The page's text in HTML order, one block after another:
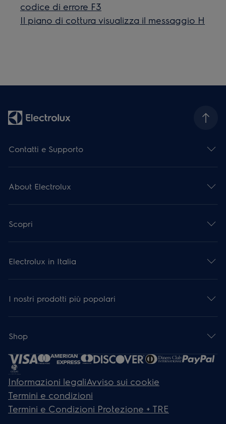
codice di errore F3
Il piano di cottura visualizza il messaggio H
Contatti e Supporto
About Electrolux
Scopri
Electrolux in Italia
I nostri prodotti più popolari
Shop
Informazioni legaliAvviso sui cookie
Termini e condizioni
Termini e Condizioni Protezione + TRE